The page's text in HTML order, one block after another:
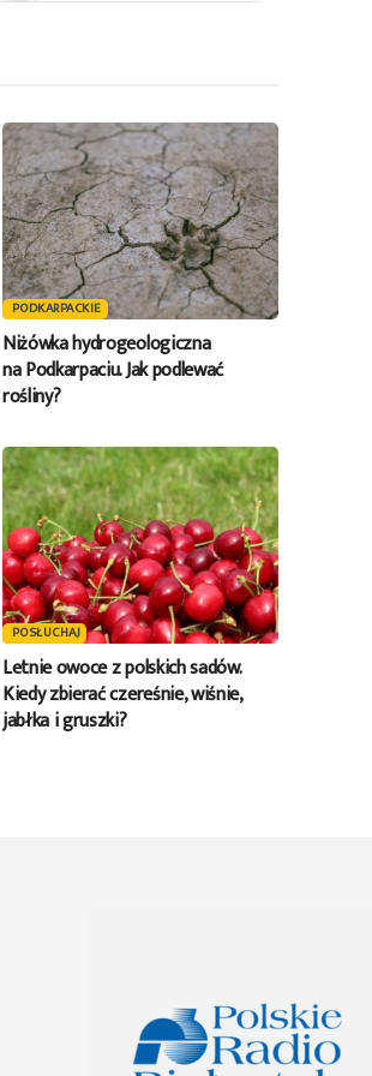
PODKARPACKIE
Niżówka hydrogeologiczna
na Podkarpaciu. Jak podlewać
rośliny?
POSŁUCHAJ
Letnie owoce z polskich sadów.
Kiedy zbierać czereśnie, wiśnie,
jabłka i gruszki?